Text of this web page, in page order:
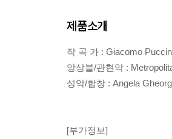
제품소개
작 곡 가 : Giacomo
앙상블/관현악 :
성악/합창 : Angela
[부가정보]